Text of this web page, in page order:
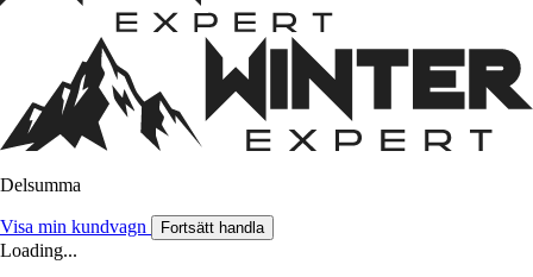
Delsumma
Visa min kundvagn Fortsätt handla
Loading...